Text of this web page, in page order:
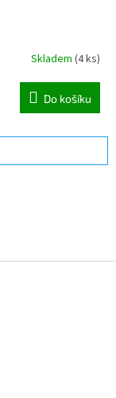
Skladem (4 ks)
Do košíku